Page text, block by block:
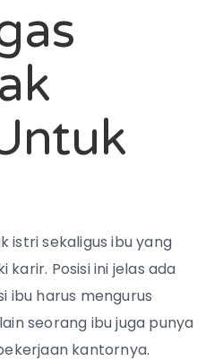
istri sekaligus ibu yang
karir. Posisi ini jelas ada
ibu harus mengurus
seorang ibu juga punya
kantornya.